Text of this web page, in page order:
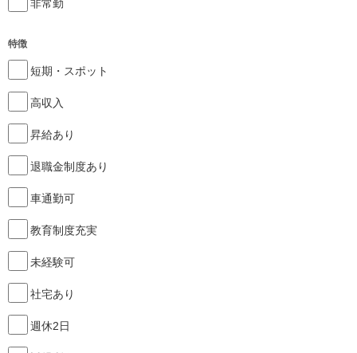
非常勤
特徴
短期・スポット
高収入
昇給あり
退職金制度あり
車通勤可
教育制度充実
未経験可
社宅あり
週休2日